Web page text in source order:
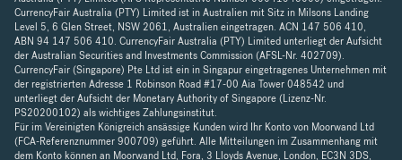
CurrencyFair Australia (PTY) Limited ist in Australien mit Sitz in Milsons Landing
Level 5, 6 Glen Street, NSW 2061, Australien eingetragen. ACN 147 506 410,
ABN 94 147 506 410. CurrencyFair Australia (PTY) Limited unterliegt der Aufsicht
der Australian Securities and Investments Commission (AFSL-Nr. 402709).
CurrencyFair (Singapore) Pte Ltd ist ein in Singapur eingetragenes Unternehmen mit
der registrierten Adresse 1 Robinson Road #17-00 Aia Tower 048542 und
unterliegt der Aufsicht der Monetary Authority of Singapore (Lizenz-Nr.
PS20200102) als wichtiges Zahlungsinstitut.
Für im Vereinigten Königreich ansässige Kunden wird Ihr Konto von Moorwand Ltd
(FCA-Referenznummer 900709) geführt. Alle Mitteilungen im Zusammenhang mit
dem Konto können an Moorwand Ltd, Fora, 3 Lloyds Avenue, London, EC3N 3DS,